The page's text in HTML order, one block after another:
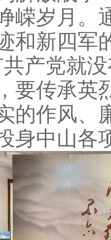
嵘岁月。
和新四军
产党就
要传承英
的作风、
身中山各